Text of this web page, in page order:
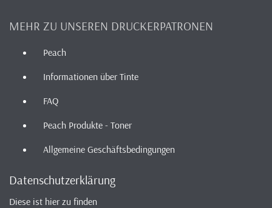
MEHR ZU UNSEREN DRUCKERPATRONEN
Peach
Informationen über Tinte
FAQ
Peach Produkte - Toner
Allgemeine Geschäftsbedingungen
Datenschutzerklärung
Diese ist hier zu finden